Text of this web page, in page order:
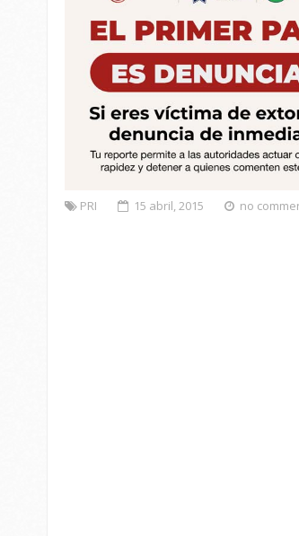
PRI 15 abril, 2015 no